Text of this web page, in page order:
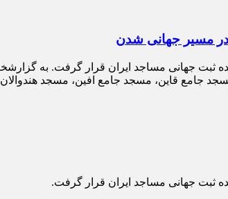
مسیر جهانی شدن
ثبت جهانی مساجد ایران قرار گرفت. به
جامع قاین، مسجد جامع افین، مسجد
ثبت جهانی مساجد ایران قرار گرفت.